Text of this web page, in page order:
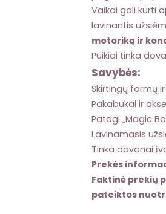
Vaikai gali kurti
lavinantis
motoriką ir
Puikiai tinka
Savybės:
Skirtingų formų
Pakabukai ir
Patogi „Magic
Lavinamasis
Tinka dovanai
Prekės
Faktinė prekių
pateiktos